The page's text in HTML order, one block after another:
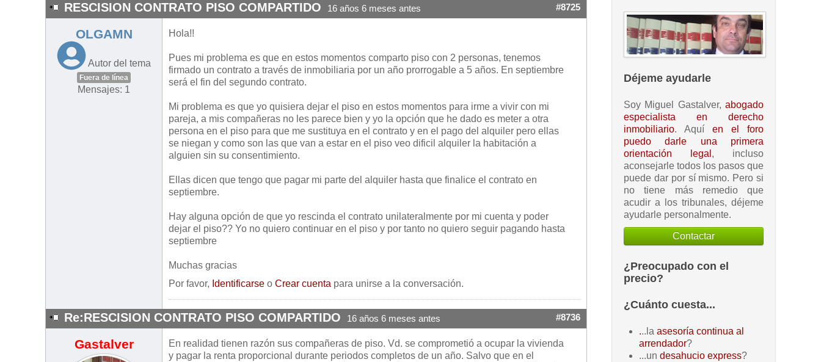
RESCISION CONTRATO PISO COMPARTIDO 16 años 6 meses antes #8725
OLGAMN
Autor del tema
Fuera de línea
Mensajes: 1
Hola!!
Pues mi problema es que en estos momentos comparto piso con 2 personas, tenemos
firmado un contrato a través de inmobiliaria por un año prorrogable a 5 años. En septiembre
será el fin del segundo contrato.
Mi problema es que yo quisiera dejar el piso en estos momentos para irme a vivir con mi
pareja, a mis compañeras no les parece bien y yo la opción que he dado es meter a otra
persona en el piso para que me sustituya en el contrato y en el pago del alquiler pero ellas
se niegan y como son las que van a estar en el piso veo dificil alquiler la habitación a
alguien sin su consentimiento.
Ellas dicen que tengo que pagar mi parte del alquiler hasta que finalice el contrato en
septiembre.
Hay alguna opción de que yo rescinda el contrato unilateralmente por mi cuenta y poder
dejar el piso?? Yo no quiero continuar en el piso y por tanto no quiero seguir pagando hasta
septiembre
Muchas gracias
Por favor, Identificarse o Crear cuenta para unirse a la conversación.
Re:RESCISION CONTRATO PISO COMPARTIDO 16 años 6 meses antes #8736
Gastalver
En realidad tienen razón sus compañeras de piso. Vd. se comprometió a ocupar la vivienda
y pagar la renta proporcional durante periodos completos de un año. Salvo que en el
Déjeme ayudarle
Soy Miguel Gastalver, abogado
especialista en derecho
inmobiliario. Aquí en el foro
puedo darle una primera
orientación legal , incluso
aconsejarle todos los pasos que
puede dar por sí mismo. Pero si
no tiene más remedio que
acudir a los tribunales, déjeme
ayudarle personalmente.
Contactar
¿Preocupado con el
precio?
¿Cuánto cuesta...
...la asesoría continua al
arrendador?
...un desahucio express?